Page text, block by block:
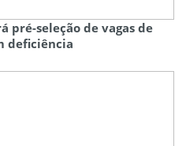
pré-seleção de vagas de
deficiência